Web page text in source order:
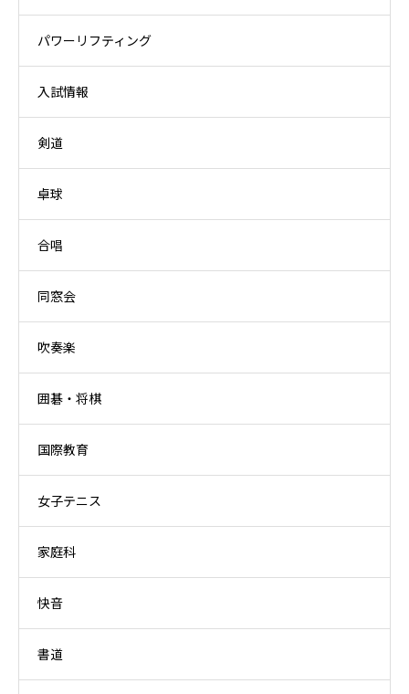
パワーリフティング
入試情報
剣道
卓球
合唱
同窓会
吹奏楽
囲碁・将棋
国際教育
女子テニス
家庭科
快音
書道